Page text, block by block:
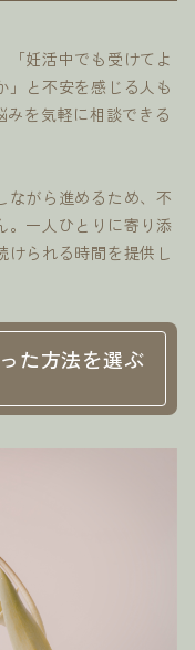
「妊活中でも受けてよ
」と不安を感じる人も
みを気軽に相談できる
ながら進めるため、不
。一人ひとりに寄り添
られる時間を提供し
た方法を選ぶ